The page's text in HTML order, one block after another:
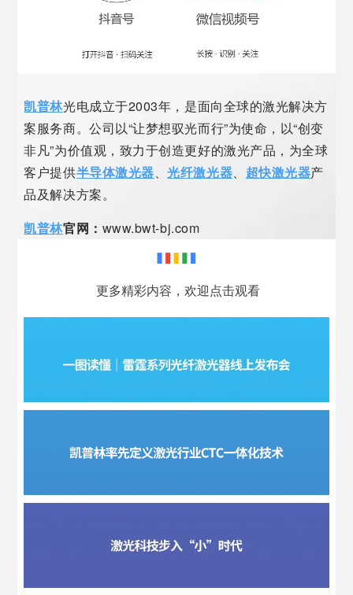
凯普林光电成立于2003年，是面向全球的激光解决方
案服务商。公司以“让梦想驭光而行”为使命，以“创变
非凡”为价值观，致力于创造更好的激光产品，为全球
客户提供半导体激光器、光纤激光器、 超快激光器产
品及解决方案。
凯普林官网： www.bwt-bj.com
更多精彩内容，欢迎点击观看